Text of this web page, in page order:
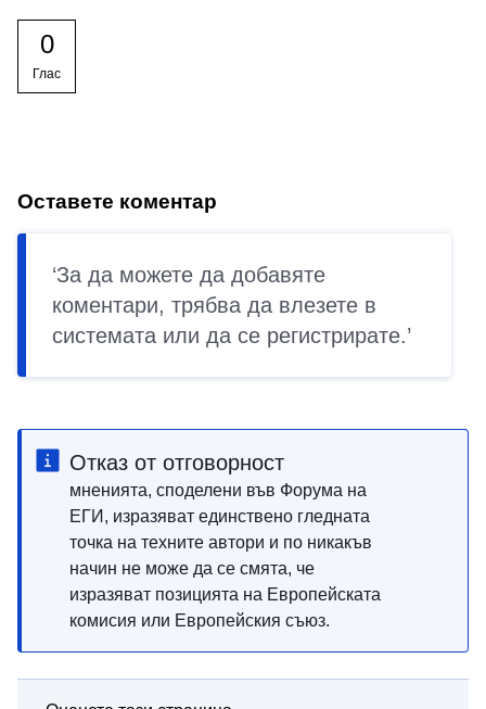
0
Глас
Оставете коментар
За да можете да добавяте
коментари, трябва да влезете в
системата или да се регистрирате.
Отказ от отговорност
мненията, споделени във Форума на
ЕГИ, изразяват единствено гледната
точка на техните автори и по никакъв
начин не може да се смята, че
изразяват позицията на Европейската
комисия или Европейския съюз.